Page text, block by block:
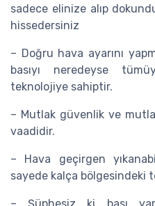
sadece elinize alıp
hissedersiniz
– Doğru hava ayarını
basıyı neredeyse
teknolojiye sahiptir.
– Mutlak güvenlik ve
vaadidir.
– Hava geçirgen
sayede kalça bölgesindeki